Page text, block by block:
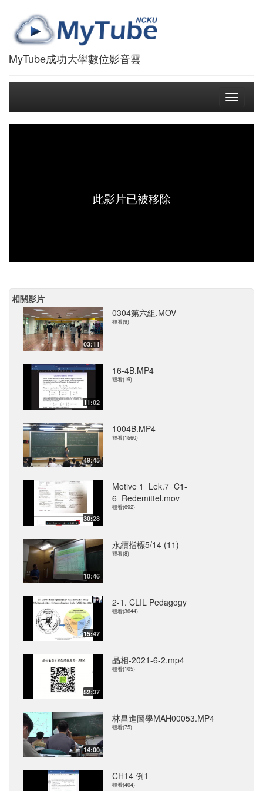
MyTube成功大學數位影音雲
Toggle
此影片已被移除
相關影片
03:11
0304第六組.MOV
觀看(9)
11:02
16-4B.MP4
觀看(19)
49:45
1004B.MP4
觀看(1560)
30:28
Motive 1_Lek.7_C1-
6_Redemittel.mov
觀看(692)
10:46
永續指標5/14 (11)
觀看(8)
15:47
2-1. CLIL Pedagogy
觀看(3644)
52:37
晶相-2021-6-2.mp4
觀看(105)
14:00
林昌進圖學MAH00053.MP4
觀看(75)
CH14 例1
觀看(404)